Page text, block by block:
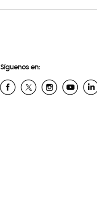
Síguenos en: